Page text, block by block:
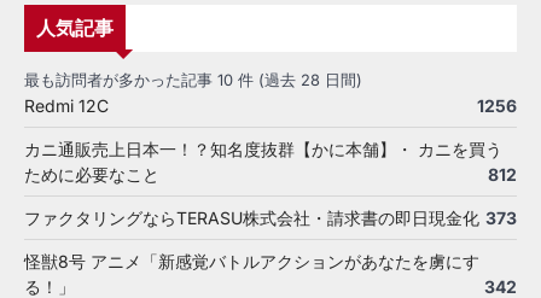
人気記事
最も訪問者が多かった記事 10 件 (過去 28 日間)
Redmi 12C 1256
カニ通販売上日本一！？知名度抜群【かに本舗】・ カニを買う
ために必要なこと
812
ファクタリングならTERASU株式会社・請求書の即日現金化 373
怪獣8号 アニメ「新感覚バトルアクションがあなたを虜にす
る！」
342